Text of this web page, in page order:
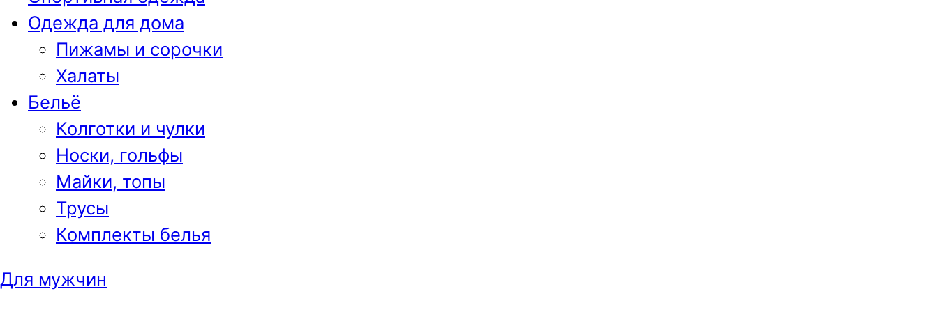
Одежда для дома
Пижамы и сорочки
Халаты
Бельё
Колготки и чулки
Носки, гольфы
Майки, топы
Трусы
Комплекты белья
Для мужчин